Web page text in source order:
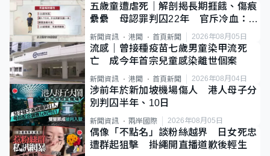
五歲童遭虐死｜解剖揭長期捱餓、傷痕
纍纍 母認罪判囚22年 官斥冷血：同
類案最惡劣
新聞資訊 港聞 首頁新聞 2026年08月05日
流感｜曾接種疫苗七歲男童染甲流死
亡 成今年首宗兒童感染離世個案
新聞資訊 港聞 首頁新聞 2026年08月04日
涉前年於新加坡機場傷人 港人母子分
別判囚半年、10日
新聞資訊 兩岸國際 2026年08月05日
偶像「不點名」談粉絲越界 日女死忠
遭群起狙擊 掛繩開直播道歉後輕生